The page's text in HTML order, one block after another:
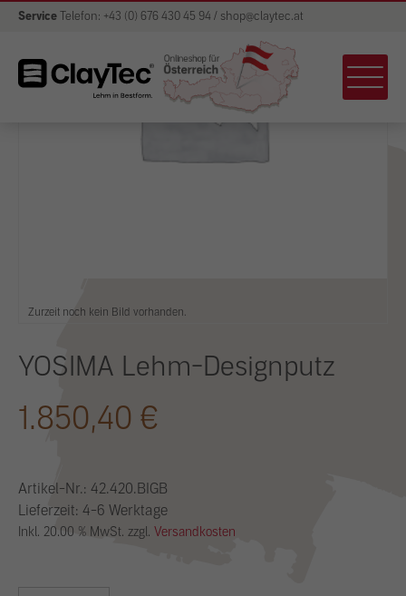
Service Telefon: +43 (0) 676 430 45 94 / shop@claytec.at
Zurzeit noch kein Bild vorhanden.
YOSIMA Lehm-Designputz
1.850,40 €
Artikel-Nr.: 42.420.BIGB
Lieferzeit: 4-6 Werktage
Inkl. 20.00 % MwSt. zzgl. Versandkosten